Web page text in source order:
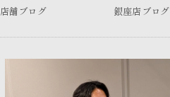
店舗ブログ 銀座店ブログ